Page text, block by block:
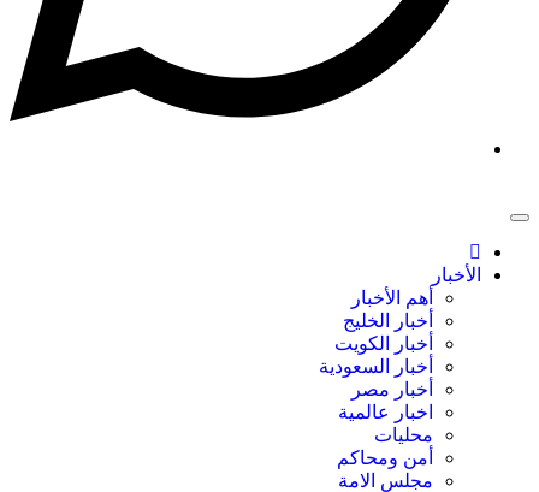
الأخبار
أهم الأخبار
أخبار الخليج
أخبار الكويت
أخبار السعودية
أخبار مصر
اخبار عالمية
محليات
أمن ومحاكم
مجلس الامة